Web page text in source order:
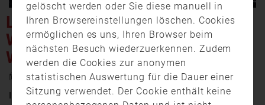
LANDKREIS ROTH:
WALDBRAND BEI
WENDELSTEIN
26. Juli 2019 22:03
In einem Waldstück bei Wendelstein, Landkreis Roth,
gelöscht werden oder Sie diese manuell in
Ihren Browsereinstellungen löschen. Cookies
ermöglichen es uns, Ihren Browser beim
nächsten Besuch wiederzuerkennen. Zudem
werden die Cookies zur anonymen
statistischen Auswertung für die Dauer einer
Sitzung verwendet. Der Cookie enthält keine